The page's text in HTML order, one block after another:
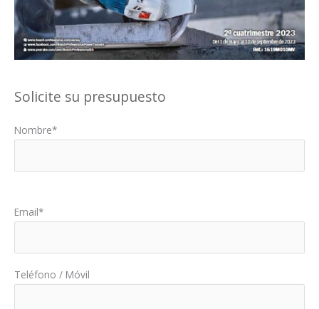
Solicite su presupuesto
Nombre*
Email*
Teléfono / Móvil